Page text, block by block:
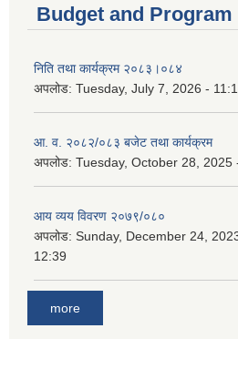
Budget and Program
निति तथा कार्यक्रम २०८३।०८४
अपलोड: Tuesday, July 7, 2026 -
आ. व. २०८२/०८३ बजेट तथा कार्यक्रम
अपलोड: Tuesday, October 28, 2025
आय व्यय विवरण २०७९/०८०
अपलोड: Sunday, December 24,
12:39
more